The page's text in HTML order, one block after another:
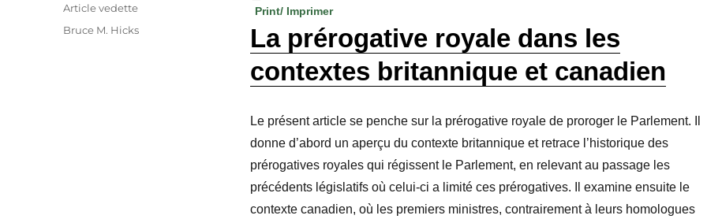
Print/ Imprimer
La prérogative royale dans les
contextes britannique et canadien
Le présent article se penche sur la prérogative royale de proroger le Parlement. Il
donne d’abord un aperçu du contexte britannique et retrace l’historique des
prérogatives royales qui régissent le Parlement, en relevant au passage les
précédents législatifs où celui-ci a limité ces prérogatives. Il examine ensuite le
contexte canadien, où les premiers ministres, contrairement à leurs homologues
Catégories
Article vedette
Étiquettes
Bruce M. Hicks